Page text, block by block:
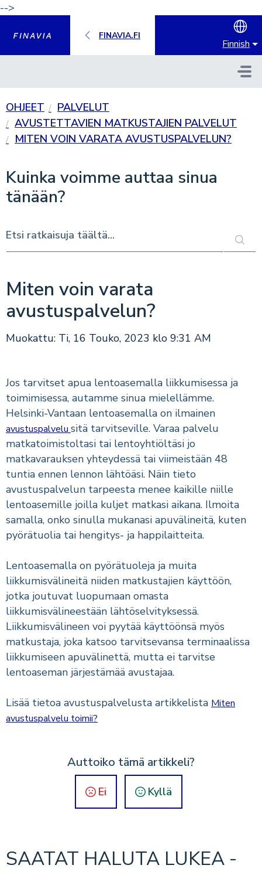
-->
FINAVIA.FI
Finnish
OHJEET
PALVELUT
AVUSTETTAVIEN MATKUSTAJIEN PALVELUT
MITEN VOIN VARATA AVUSTUSPALVELUN?
Kuinka voimme auttaa sinua
tänään?
Miten voin varata
avustuspalvelun?
Muokattu: Ti, 16 Touko, 2023 klo 9:31 AM
Jos tarvitset apua lentoasemalla liikkumisessa ja
toimimisessa, autamme sinua mielellämme.
Helsinki-Vantaan lentoasemalla on ilmainen
avustuspalvelu sitä tarvitseville. Varaa palvelu
matkatoimistoltasi tai lentoyhtiöltäsi jo
matkavarauksen yhteydessä tai viimeistään 48
tuntia ennen lennon lähtöäsi. Näin tieto
avustuspalvelun tarpeesta menee kaikille niille
lentoasemille joilla kuljet matkasi aikana. Ilmoita
samalla, onko sinulla mukanasi apuvälineitä, kuten
pyörätuolia tai hengitys- ja happilaitteita.
Lentoasemalla on pyörätuoleja ja muita
liikkumisvälineitä niiden matkustajien käyttöön,
jotka joutuvat luopumaan omasta
liikkumisvälineestään lähtöselvityksessä.
Liikkumisvälineen voi pyytää käyttöönsä myös
matkustaja, joka katsoo tarvitsevansa terminaalissa
liikkumiseen apuvälinettä, mutta ei tarvitse
lentoaseman järjestämää avustajaa.
Lisää tietoa avustuspalvelusta artikkelista Miten
avustuspalvelu toimii?
Auttoiko tämä artikkeli?
Ei Kyllä
SAATAT HALUTA LUKEA -